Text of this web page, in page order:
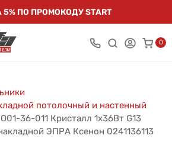
ПО ПРОМОКОДУ START
0
потолочный и настенный
36-011 Кристалл 1х36Вт G13
ЭПРА Ксенон 0241136113